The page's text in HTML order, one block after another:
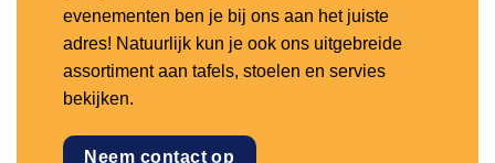
evenementen ben je bij ons aan het juiste
adres! Natuurlijk kun je ook ons uitgebreide
assortiment aan tafels, stoelen en servies
bekijken.
Neem contact op